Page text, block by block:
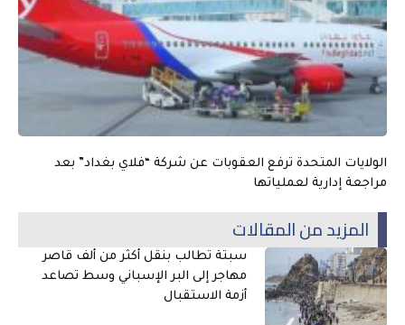
الولايات المتحدة ترفع العقوبات عن شركة “فلاي بغداد” بعد
مراجعة إدارية لعملياتها
المزيد من المقالات
سبتة تطالب بنقل أكثر من ألف قاصر
مهاجر إلى البر الإسباني وسط تصاعد
أزمة الاستقبال